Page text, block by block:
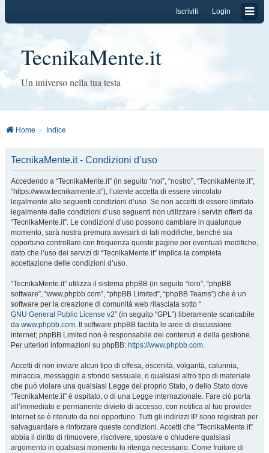
Login
Iscriviti
TecnikaMente.it
Un universo nella tua testa
Home Indice
TecnikaMente.it - Condizioni d’uso
Accedendo a “TecnikaMente.it” (in seguito “noi”, “nostro”, “TecnikaMente.it”,
“https://www.tecnikamente.it”), l’utente accetta di essere vincolato
legalmente alle seguenti condizioni d’uso. Se non accetti di essere limitato
legalmente dalle condizioni d’uso seguenti non utilizzare i servizi offerti da
“TecnikaMente.it”. Le condizioni d’uso possono cambiare in qualunque
momento, sarà nostra premura avvisarti di tali modifiche, benché sia
opportuno controllare con frequenza queste pagine per eventuali modifiche,
dato che l’uso dei servizi di “TecnikaMente.it” implica la completa
accettazione delle condizioni d’uso.
“TecnikaMente.it” utilizza il sistema phpBB (in seguito “loro”, “phpBB
software”, “www.phpbb.com”, “phpBB Limited”, “phpBB Teams”) che è un
software per la creazione di comunità web rilasciata sotto “
GNU General Public License v2” (in seguito “GPL”) liberamente scaricabile
da www.phpbb.com. Il software phpBB facilita le aree di discussione
internet; phpBB Limited non è responsabile dei contenuti e della gestione.
Per ulteriori informazioni su phpBB: https://www.phpbb.com.
Accetti di non inviare alcun tipo di offesa, oscenità, volgarità, calunnia,
minaccia, messaggio a sfondo sessuale, o qualsiasi altro tipo di materiale
che può violare una qualsiasi Legge del proprio Stato, o dello Stato dove
“TecnikaMente.it” è ospitato, o di una Legge internazionale. Fare ciò porta
all’immediato e permanente divieto di accesso, con notifica al tuo provider
Internet se è ritenuto da noi opportuno. Tutti gli indirizzi IP sono registrati per
salvaguardare e rinforzare queste condizioni. Accetti che “TecnikaMente.it”
abbia il diritto di rimuovere, riscrivere, spostare o chiudere qualsiasi
argomento in qualsiasi momento lo ritenga necessario. Come fruitore di